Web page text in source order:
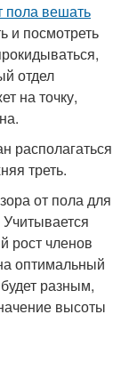
пола вешать
и посмотреть
отдел
на точку,
располагаться
треть.
от пола для
рост членов
оптимальный
разным,
высоты